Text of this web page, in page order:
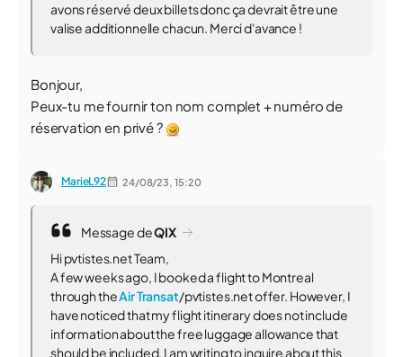
avons réservé deux billets donc ça devrait être une
valise additionnelle chacun. Merci d'avance !
Bonjour,
Peux-tu me fournir ton nom complet + numéro de
réservation en privé ?
MarieL92 24/08/23, 15:20
Message deQIX
Hi pvtistes.net Team,
A few weeks ago, I booked a flight to Montreal
through theAir Transat/pvtistes.net offer. However, I
have noticed that my flight itinerary does not include
information about the free luggage allowance that
should be included. I am writing to inquire about this